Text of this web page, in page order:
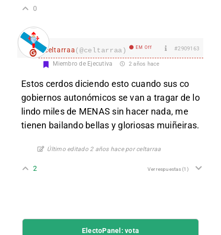
0
celtarraa(@celtarraa) EM Off #2909163
Miembro de Ejecutiva 2 años hace
Estos cerdos diciendo esto cuando sus co
gobiernos autonómicos se van a tragar de lo
lindo miles de MENAS sin hacer nada, me
tienen bailando bellas y gloriosas muiñeiras.
Último editado 2 años hace por celtarraa
2 Ver respuestas(1)
ElectoPanel: vota